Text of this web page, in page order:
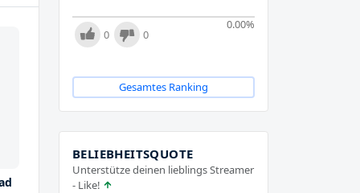
0.00%
0 0
Gesamtes Ranking
BELIEBHEITSQUOTE
Unterstütze deinen lieblings Streamer
- Like!